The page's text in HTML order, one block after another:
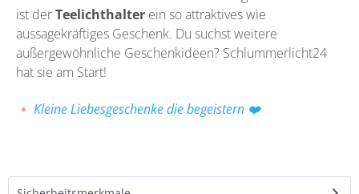
ist derTeelichthalter ein so attraktives wie
aussagekräftiges Geschenk. Du suchst weitere
außergewöhnliche Geschenkideen? Schlummerlicht24
hat sie am Start!
Kleine Liebesgeschenke die begeistern ❤️